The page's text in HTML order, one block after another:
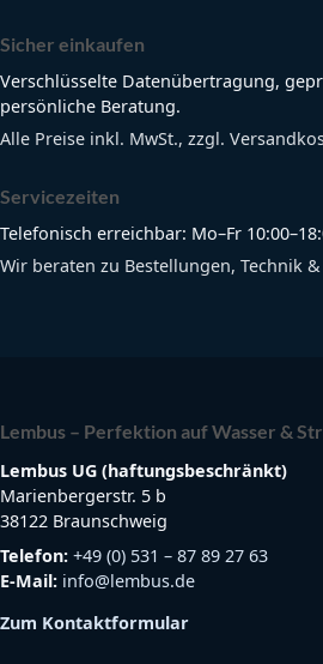
Sicher einkaufen
Verschlüsselte Datenübertragung,
persönliche Beratung.
Alle Preise inkl. MwSt., zzgl.
Servicezeiten
Telefonisch erreichbar: Mo–Fr
Wir beraten zu Bestellungen, Technik
Lembus – Perfektion auf Wasser &
Lembus UG (haftungsbeschränkt)
Marienbergerstr. 5 b
38122 Braunschweig
Telefon: +49 (0) 531 – 87 89 27 63
E-Mail: info@lembus.de
Zum Kontaktformular